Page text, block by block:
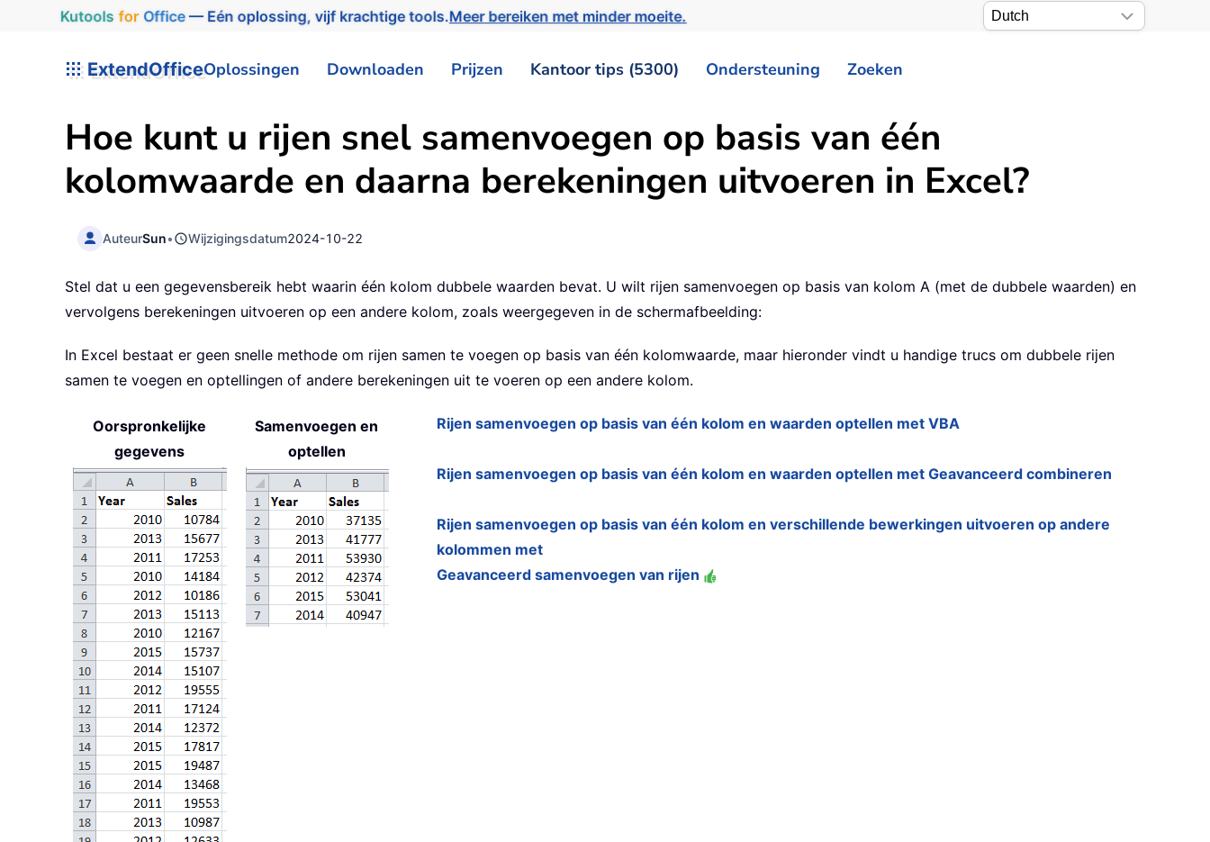
Kutools for Office— Eén oplossing, vijf krachtige tools.Meer bereiken met minder moeite.
ExtendOfficeOplossingen Downloaden Prijzen Kantoor tips (5300) Ondersteuning Zoeken
Hoe kunt u rijen snel samenvoegen op basis van één
kolomwaarde en daarna berekeningen uitvoeren in Excel?
AuteurSun• Wijzigingsdatum2024-10-22
Stel dat u een gegevensbereik hebt waarin één kolom dubbele waarden bevat. U wilt rijen samenvoegen op basis van kolom A (met de dubbele waarden) en
vervolgens berekeningen uitvoeren op een andere kolom, zoals weergegeven in de schermafbeelding:
In Excel bestaat er geen snelle methode om rijen samen te voegen op basis van één kolomwaarde, maar hieronder vindt u handige trucs om dubbele rijen
samen te voegen en optellingen of andere berekeningen uit te voeren op een andere kolom.
Oorspronkelijke
gegevens
Samenvoegen en
optellen
Rijen samenvoegen op basis van één kolom en waarden optellen met VBA
Rijen samenvoegen op basis van één kolom en waarden optellen met Geavanceerd combineren
Rijen samenvoegen op basis van één kolom en verschillende bewerkingen uitvoeren op andere
kolommen met
Geavanceerd samenvoegen van rijen